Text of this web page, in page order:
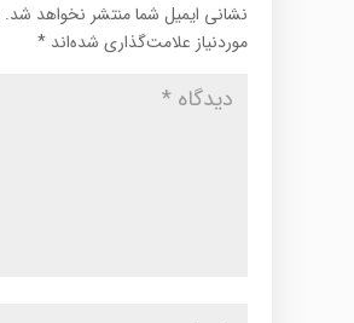
نشانی ایمیل شما منتشر نخواهد شد.
موردنیاز علامت‌گذاری شده‌اند *